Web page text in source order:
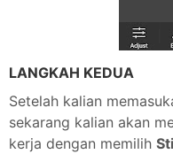
LANGKAH KEDUA
Setelah kalian
sekarang kalian akan
kerja dengan memilih